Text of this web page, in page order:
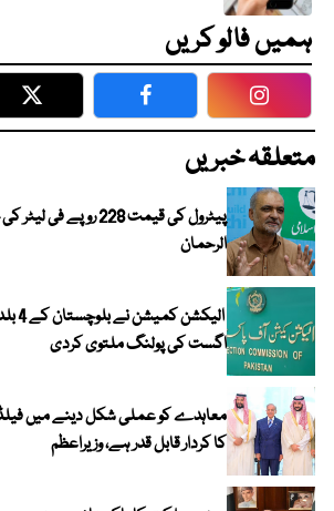
ہمیں فالو کریں
Twitter Facebook
متعلقہ خبریں
پیٹرول کی قیمت 228
الرحمان
اگست کی پولنگ ملتوی کردی
معاہدے کو عملی شکل دینے میں
کا کردار قابل قدر ہے، وزیراعظم